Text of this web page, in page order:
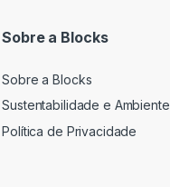
Sobre a Blocks
Sobre a Blocks
Sustentabilidade e Ambiente
Política de Privacidade